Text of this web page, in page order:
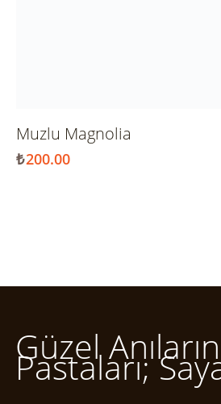
Muzlu Magnolia
₺200.00
Güzel
Pastaları;